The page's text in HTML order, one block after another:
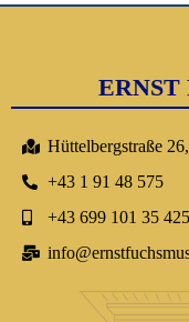
ERNST
Hüttelbergstraße
+43 1 91 48 575
+43 699 101 35 425